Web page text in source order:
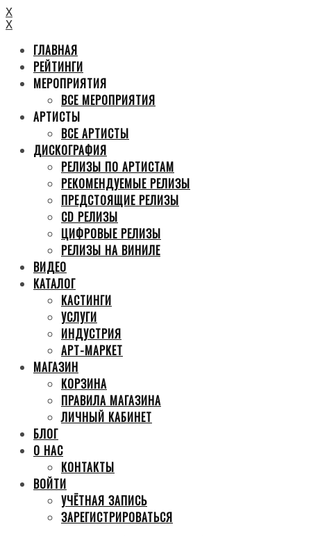
X
X
ГЛАВНАЯ
РЕЙТИНГИ
МЕРОПРИЯТИЯ
ВСЕ МЕРОПРИЯТИЯ
АРТИСТЫ
ВСЕ АРТИСТЫ
ДИСКОГРАФИЯ
РЕЛИЗЫ ПО АРТИСТАМ
РЕКОМЕНДУЕМЫЕ РЕЛИЗЫ
ПРЕДСТОЯЩИЕ РЕЛИЗЫ
CD РЕЛИЗЫ
ЦИФРОВЫЕ РЕЛИЗЫ
РЕЛИЗЫ НА ВИНИЛЕ
ВИДЕО
КАТАЛОГ
КАСТИНГИ
УСЛУГИ
ИНДУСТРИЯ
АРТ-МАРКЕТ
МАГАЗИН
КОРЗИНА
ПРАВИЛА МАГАЗИНА
ЛИЧНЫЙ КАБИНЕТ
БЛОГ
О НАС
КОНТАКТЫ
ВОЙТИ
УЧЁТНАЯ ЗАПИСЬ
ЗАРЕГИСТРИРОВАТЬСЯ